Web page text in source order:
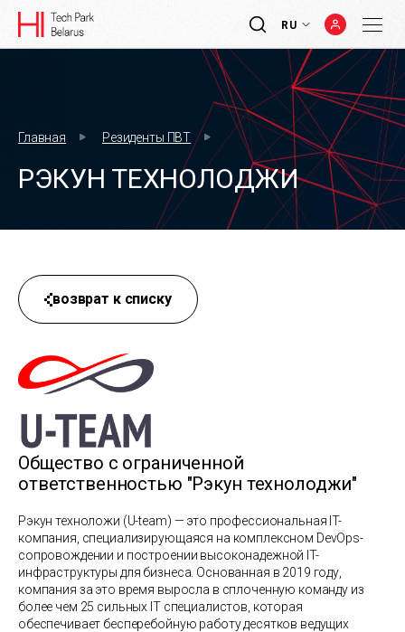
RU
Главная Резиденты ПВТ
РЭКУН ТЕХНОЛОДЖИ
Общество с ограниченной
ответственностью "Рэкун технолоджи"
Рэкун техноложи (U-team) — это профессиональная IT-
компания, специализирующаяся на комплексном DevOps-
сопровождении и построении высоконадежной IT-
инфраструктуры для бизнеса. Основанная в 2019 году,
компания за это время выросла в сплоченную команду из
более чем 25 сильных IT специалистов, которая
обеспечивает бесперебойную работу десятков ведущих
возврат к списку